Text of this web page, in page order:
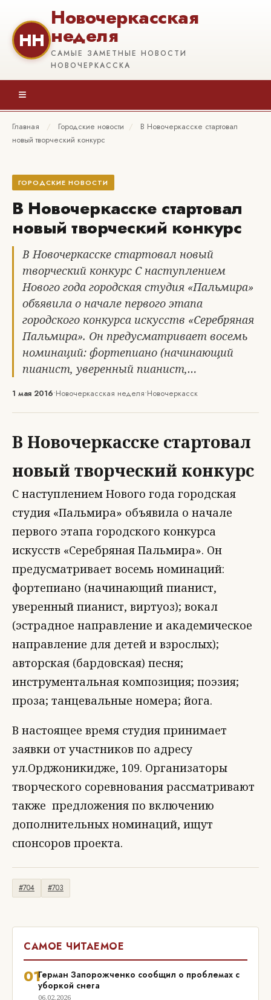
НН
Новочеркасская
неделя
САМЫЕ ЗАМЕТНЫЕ НОВОСТИ
НОВОЧЕРКАССКА
≡
Главная / Городские новости /
В Новочеркасске стартовал
новый творческий конкурс
ГОРОДСКИЕ НОВОСТИ
В Новочеркасске стартовал
новый творческий конкурс
В Новочеркасске стартовал новый
творческий конкурс С наступлением
Нового года городская студия «Пальмира»
объявила о начале первого этапа
городского конкурса искусств «Серебряная
Пальмира». Он предусматривает восемь
номинаций: фортепиано (начинающий
пианист, уверенный пианист,…
1 мая 2016•Новочеркасская неделя•Новочеркасск
В Новочеркасске стартовал
новый творческий конкурс
С наступлением Нового года городская
студия «Пальмира» объявила о начале
первого этапа городского конкурса
искусств «Серебряная Пальмира». Он
предусматривает восемь номинаций:
фортепиано (начинающий пианист,
уверенный пианист, виртуоз); вокал
(эстрадное направление и академическое
направление для детей и взрослых);
авторская (бардовская) песня;
инструментальная композиция; поэзия;
проза; танцевальные номера; йога.
В настоящее время студия принимает
заявки от участников по адресу
ул.Орджоникидже, 109. Организаторы
творческого соревнования рассматривают
также предложения по включению
дополнительных номинаций, ищут
спонсоров проекта.
#704 #703
САМОЕ ЧИТАЕМОЕ
01Герман Запорожченко сообщил о проблемах с
уборкой снега
06.02.2026